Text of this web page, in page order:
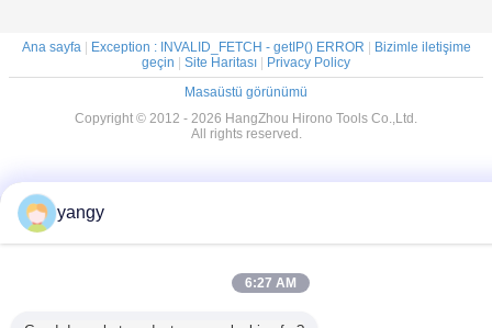
Ana sayfa| Exception : INVALID_FETCH - getIP() ERROR | Bizimle iletişime
geçin | Site Haritası | Privacy Policy
Masaüstü görünümü
Copyright © 2012 - 2026 HangZhou Hirono Tools Co.,Ltd.
All rights reserved.
yangy
6:27 AM